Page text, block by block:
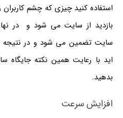
استفاده کنید چیزی که چشم
بازدید از سایت می شود و در
سایت تضمین می شود و در نتیجه
اید با رعایت همین نکته جایگاه
بدهید.
افزایش سرعت